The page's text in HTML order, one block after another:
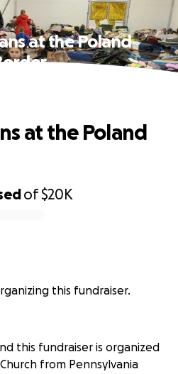
at the Poland
of$20K
at the Poland
this fundraiser.
this fundraiser is organized
from Pennsylvania